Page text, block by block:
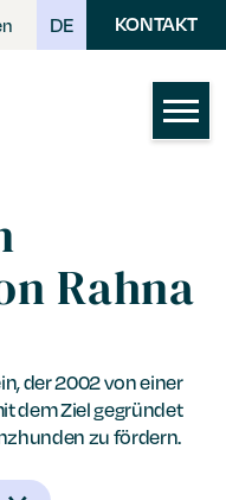
DE KONTAKT
Rahna
der 2002 von einer
dem Ziel gegründet
zu fördern.